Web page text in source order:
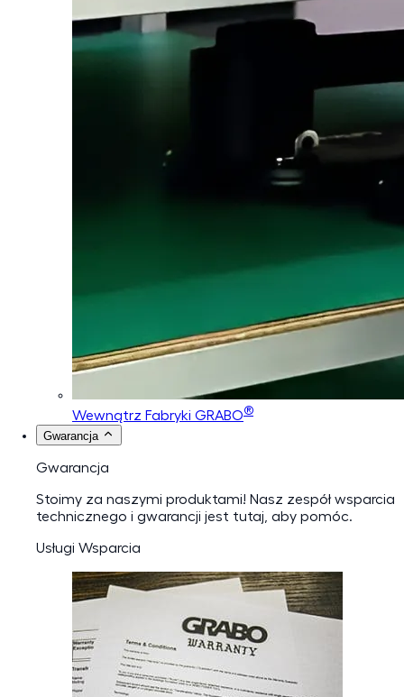
Wewnątrz Fabryki GRABO®
Gwarancja
Gwarancja
Stoimy za naszymi produktami! Nasz zespół wsparcia
technicznego i gwarancji jest tutaj, aby pomóc.
Usługi Wsparcia